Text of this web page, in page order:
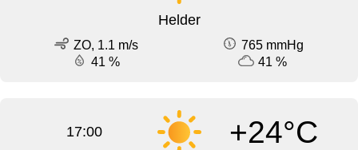
Helder
ZO, 1.1 m/s
765 mmHg
41 %
41 %
17:00 +24°C